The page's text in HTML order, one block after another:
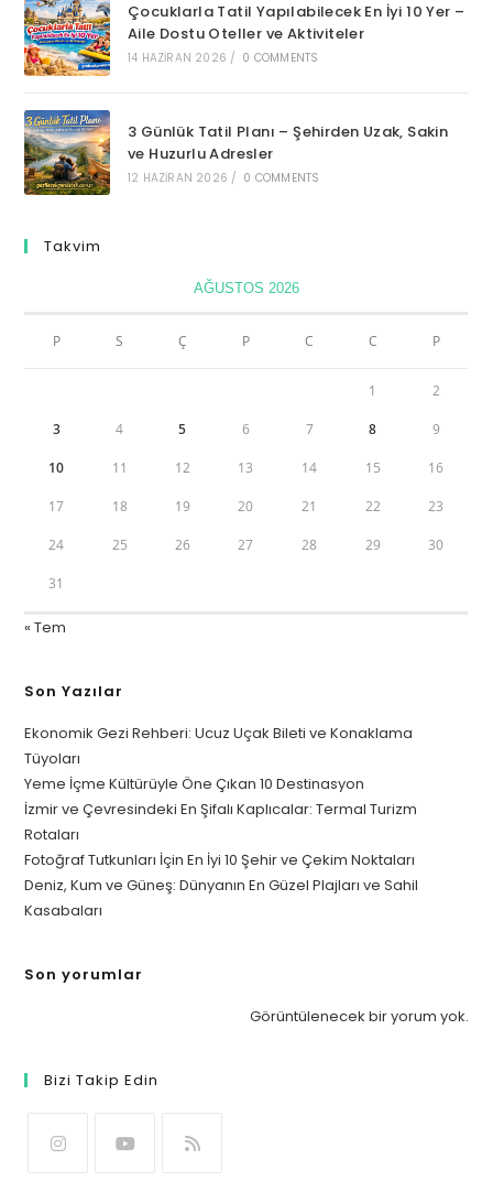
Çocuklarla Tatil Yapılabilecek En İyi 10 Yer –
Aile Dostu Oteller ve Aktiviteler
14 HAZIRAN 2026 / 0 COMMENTS
3 Günlük Tatil Planı – Şehirden Uzak, Sakin
ve Huzurlu Adresler
12 HAZIRAN 2026 / 0 COMMENTS
Takvim
AĞUSTOS 2026
P S Ç P C C P
1 2
3 4 5 6 7 8 9
10 11 12 13 14 15 16
17 18 19 20 21 22 23
24 25 26 27 28 29 30
31
« Tem
Son Yazılar
Ekonomik Gezi Rehberi: Ucuz Uçak Bileti ve Konaklama
Tüyoları
Yeme İçme Kültürüyle Öne Çıkan 10 Destinasyon
İzmir ve Çevresindeki En Şifalı Kaplıcalar: Termal Turizm
Rotaları
Fotoğraf Tutkunları İçin En İyi 10 Şehir ve Çekim Noktaları
Deniz, Kum ve Güneş: Dünyanın En Güzel Plajları ve Sahil
Kasabaları
Son yorumlar
Görüntülenecek bir yorum yok.
Bizi Takip Edin